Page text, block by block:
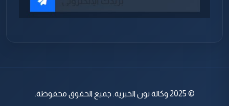
© 2025 وكالة نون الخبرية. جميع الحقوق محفوظة.